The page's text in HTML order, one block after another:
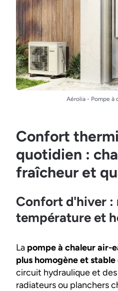
Aérolia - Pompe à
Confort
quotidien :
fraîcheur et
Confort d'hiver :
température et
La pompe à chaleur air-
plus homogène et stable
circuit hydraulique et
radiateurs ou planchers